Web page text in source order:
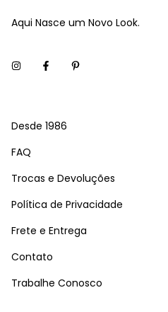
Aqui Nasce um Novo Look.
Desde 1986
FAQ
Trocas e Devoluções
Política de Privacidade
Frete e Entrega
Contato
Trabalhe Conosco